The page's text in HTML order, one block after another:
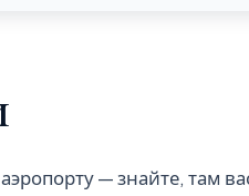
— знайте, там